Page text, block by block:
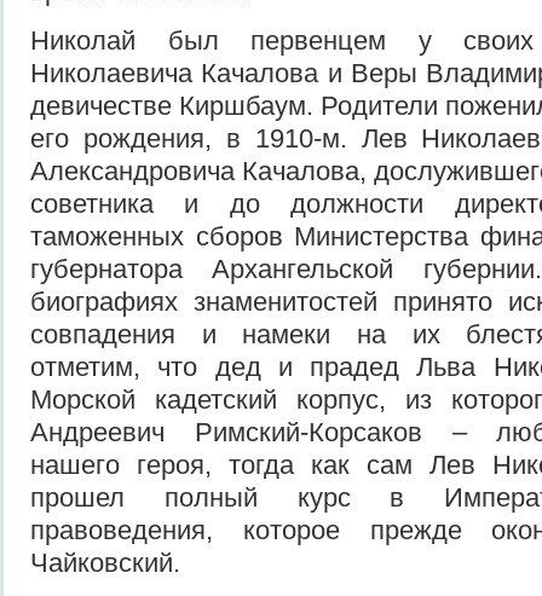
Николай был первенцем у своих
Николаевича Качалова и Веры
девичестве Киршбаум. Родители
его рождения, в 1910-м. Лев
Александровича Качалова,
советника и до должности
таможенных сборов Министерства
губернатора Архангельской
биографиях знаменитостей принято
совпадения и намеки на их
отметим, что дед и прадед Льва
Морской кадетский корпус, из
Андреевич Римский-Корсаков –
нашего героя, тогда как сам Лев
прошел полный курс в
правоведения, которое прежде
Чайковский.